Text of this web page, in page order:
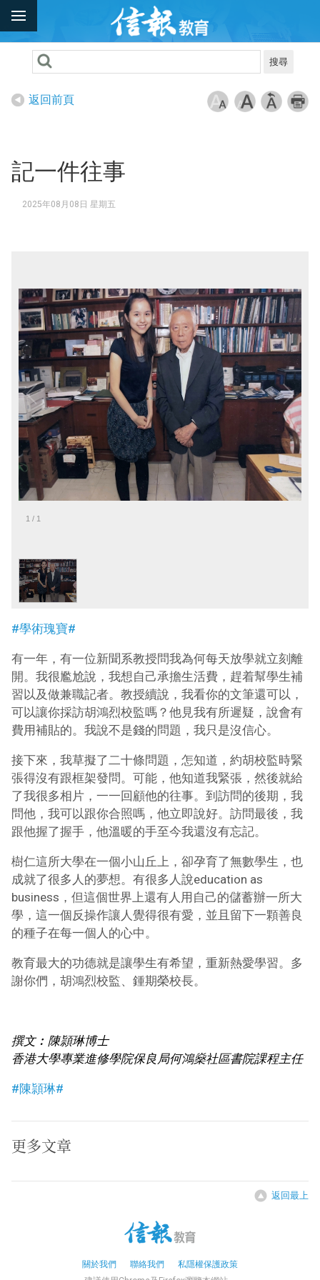
搜尋
返回前頁
記一件往事
2025年08月08日 星期五
1 / 1
#學術瑰寶#
有一年，有一位新聞系教授問我為何每天放學就立刻離
開。我很尷尬說，我想自己承擔生活費，趕着幫學生補
習以及做兼職記者。教授續說，我看你的文筆還可以，
可以讓你採訪胡鴻烈校監嗎？他見我有所遲疑，說會有
費用補貼的。我說不是錢的問題，我只是沒信心。
接下來，我草擬了二十條問題，怎知道，約胡校監時緊
張得沒有跟框架發問。可能，他知道我緊張，然後就給
了我很多相片，一一回顧他的往事。到訪問的後期，我
問他，我可以跟你合照嗎，他立即說好。訪問最後，我
跟他握了握手，他溫暖的手至今我還沒有忘記。
樹仁這所大學在一個小山丘上，卻孕育了無數學生，也
成就了很多人的夢想。有很多人說education as
business，但這個世界上還有人用自己的儲蓄辦一所大
學，這一個反操作讓人覺得很有愛，並且留下一顆善良
的種子在每一個人的心中。
教育最大的功德就是讓學生有希望，重新熱愛學習。多
謝你們，胡鴻烈校監、鍾期榮校長。
撰文︰陳頴琳博士
香港大學專業進修學院保良局何鴻燊社區書院課程主任
#陳頴琳#
更多文章
返回最上
關於我們 聯絡我們
私隱權保護政策